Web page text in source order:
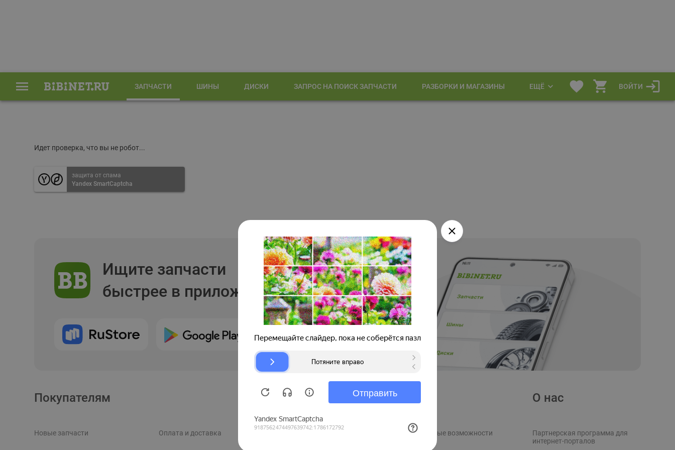
ЗАПЧАСТИ ШИНЫ ДИСКИ ЗАПРОС НА ПОИСК ЗАПЧАСТИ РАЗБОРКИ И МАГАЗИНЫ ЕЩЁ ВОЙТИ
Идет проверка, что вы не робот...
защита от спама
Yandex SmartCaptcha
Ищите запчасти
быстрее в приложении
Покупателям
Новые запчасти Оплата и доставка
Продавцам
Рекламные возможности
О нас
Партнерская программа для
интернет-порталов